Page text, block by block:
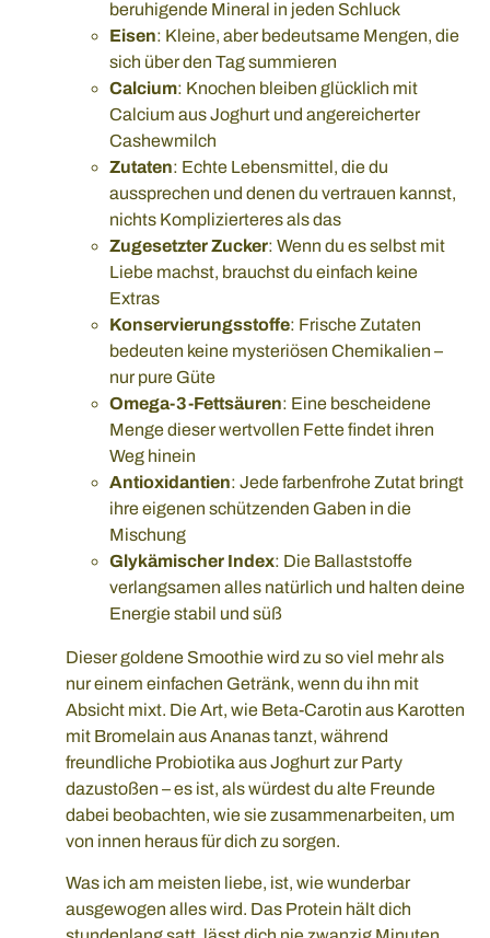
beruhigende Mineral in jeden Schluck
Eisen: Kleine, aber bedeutsame Mengen, die
sich über den Tag summieren
Calcium: Knochen bleiben glücklich mit
Calcium aus Joghurt und angereicherter
Cashewmilch
Zutaten: Echte Lebensmittel, die du
aussprechen und denen du vertrauen kannst,
nichts Komplizierteres als das
Zugesetzter Zucker: Wenn du es selbst mit
Liebe machst, brauchst du einfach keine
Extras
Konservierungsstoffe: Frische Zutaten
bedeuten keine mysteriösen Chemikalien –
nur pure Güte
Omega-3-Fettsäuren: Eine bescheidene
Menge dieser wertvollen Fette findet ihren
Weg hinein
Antioxidantien: Jede farbenfrohe Zutat bringt
ihre eigenen schützenden Gaben in die
Mischung
Glykämischer Index: Die Ballaststoffe
verlangsamen alles natürlich und halten deine
Energie stabil und süß
Dieser goldene Smoothie wird zu so viel mehr als
nur einem einfachen Getränk, wenn du ihn mit
Absicht mixt. Die Art, wie Beta-Carotin aus Karotten
mit Bromelain aus Ananas tanzt, während
freundliche Probiotika aus Joghurt zur Party
dazustoßen – es ist, als würdest du alte Freunde
dabei beobachten, wie sie zusammenarbeiten, um
von innen heraus für dich zu sorgen.
Was ich am meisten liebe, ist, wie wunderbar
ausgewogen alles wird. Das Protein hält dich